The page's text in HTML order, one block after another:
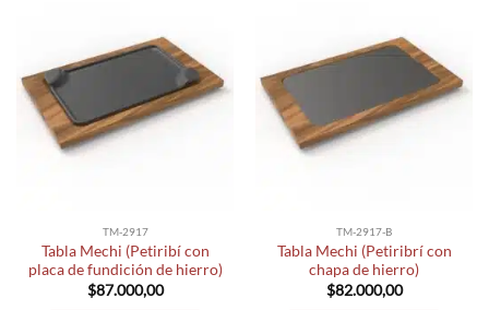
TM-2917
Tabla Mechi (Petiribí con
placa de fundición de hierro)
$87.000,00
TM-2917-B
Tabla Mechi (Petiribrí con
chapa de hierro)
$82.000,00